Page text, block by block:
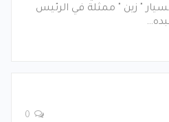
" زين " ممثلة في الرئيس